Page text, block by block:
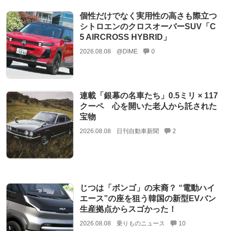
個性だけでなく実用性の高さも際立つ
シトロエンのクロスオーバーSUV「C
5 AIRCROSS HYBRID」
2026.08.08 @DIME 0
連載「銀幕の名車たち」0.5ミリ × 117
クーペ 心を開いた老人から託された
宝物
2026.08.08 日刊自動車新聞 2
じつは「ボンゴ」の末裔？ “電動ハイ
エース”の座を狙う韓国の新型EVバン
生産拠点からスゴかった！
2026.08.08 乗りものニュース 10